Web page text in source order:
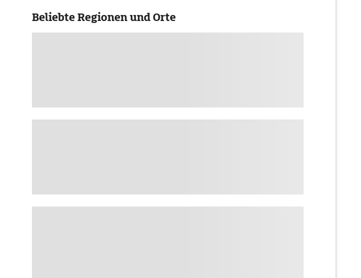
Beliebte Regionen und Orte